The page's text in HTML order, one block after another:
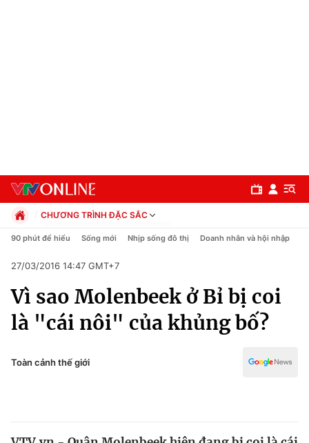
Chuyên mục
Chính trị
CHƯƠNG TRÌNH ĐẶC SẮC
Chính trị
Pháp luật
Kinh tế
Thể thao
Truyền hình
Y tế
90 phút để hiểu Sống mới Nhịp sống đô thị Doanh nhân và hội nhập
27/03/2016 14:47 GMT+7
Vì sao Molenbeek ở Bỉ bị coi
là "cái nôi" của khủng bố?
Toàn cảnh thế giới